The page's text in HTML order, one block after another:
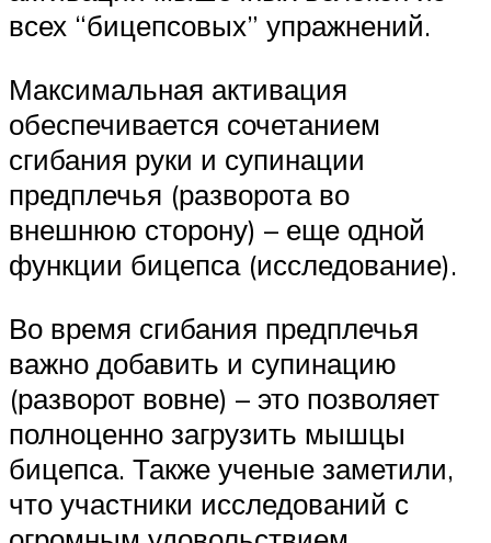
всех “бицепсовых” упражнений.
Максимальная активация
обеспечивается сочетанием
сгибания руки и супинации
предплечья (разворота во
внешнюю сторону) – еще одной
функции бицепса (исследование).
Во время сгибания предплечья
важно добавить и супинацию
(разворот вовне) – это позволяет
полноценно загрузить мышцы
бицепса. Также ученые заметили,
что участники исследований с